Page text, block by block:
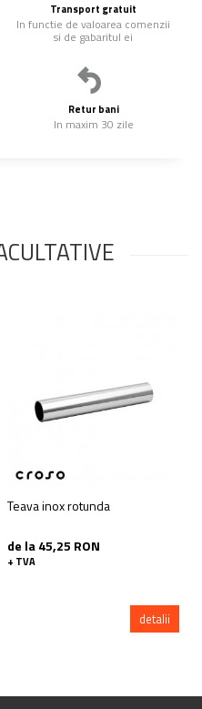
Transport gratuit
In functie de valoarea comenzii
si de gabaritul ei
Retur bani
In maxim 30 zile
Teava inox rotunda
de la 45,25 RON
+ TVA
detalii